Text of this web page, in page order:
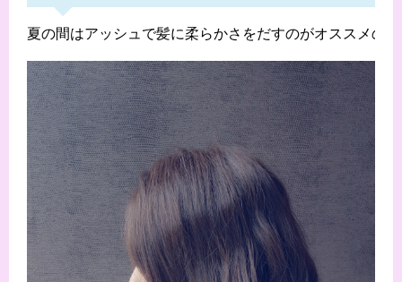
夏の間はアッシュで髪に柔らかさをだすのがオススメの